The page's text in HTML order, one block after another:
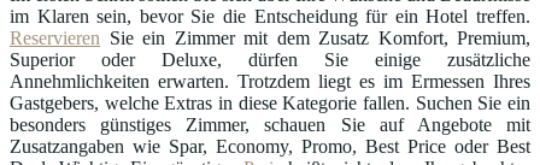
im Klaren sein, bevor Sie die Entscheidung für ein Hotel treffen.
Reservieren Sie ein Zimmer mit dem Zusatz Komfort, Premium,
Superior oder Deluxe, dürfen Sie einige zusätzliche
Annehmlichkeiten erwarten. Trotzdem liegt es im Ermessen Ihres
Gastgebers, welche Extras in diese Kategorie fallen. Suchen Sie ein
besonders günstiges Zimmer, schauen Sie auf Angebote mit
Zusatzangaben wie Spar, Economy, Promo, Best Price oder Best